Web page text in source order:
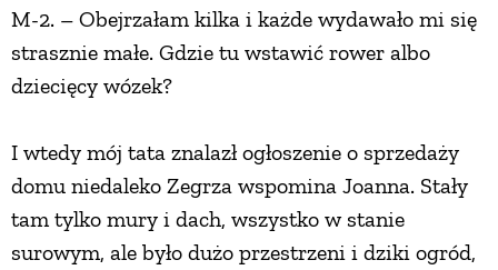
M-2. – Obejrzałam kilka i każde wydawało mi się
strasznie małe. Gdzie tu wstawić rower albo
dziecięcy wózek?
I wtedy mój tata znalazł ogłoszenie o sprzedaży
domu niedaleko Zegrza wspomina Joanna. Stały
tam tylko mury i dach, wszystko w stanie
surowym, ale było dużo przestrzeni i dziki ogród,
DODATKI
INNE